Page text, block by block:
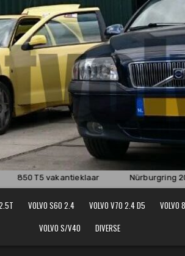
850 T5 vakantieklaar Nürburgring
VOLVO S60 2.4 VOLVO V70 2.4 D5
VOLVO S/V40
DIVERSE